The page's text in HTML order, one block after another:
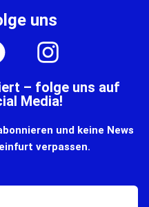
uns
– folge uns auf
Media!
und keine News
verpassen.